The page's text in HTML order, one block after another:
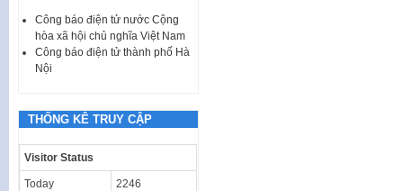
Công báo điện tử nước Cộng
hòa xã hội chủ nghĩa Việt Nam
Công báo điện tử thành phố Hà
Nội
THỐNG KÊ TRUY CẬP
Visitor Status
Today 2246